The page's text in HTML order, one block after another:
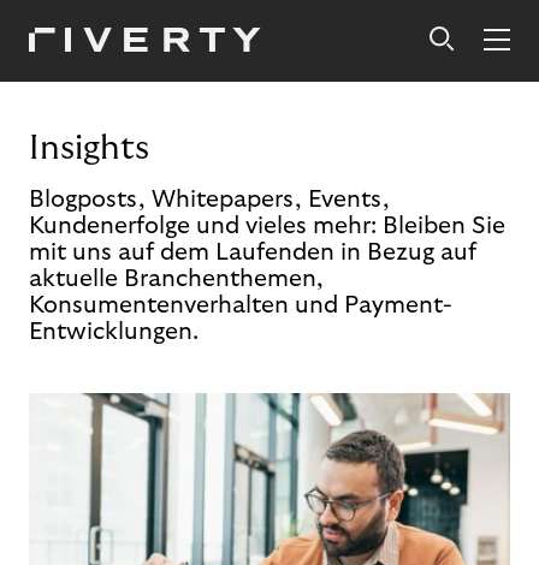
Insights
Blogposts, Whitepapers, Events,
Kundenerfolge und vieles mehr: Bleiben Sie
mit uns auf dem Laufenden in Bezug auf
aktuelle Branchenthemen,
Konsumentenverhalten und Payment-
Entwicklungen.